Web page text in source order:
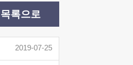
목록으로
2019-07-25